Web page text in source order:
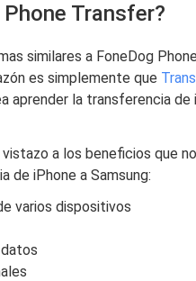
Transfer?
similares a FoneDog
es simplemente que
aprender la transferencia de
vistazo a los beneficios que
de iPhone a Samsung:
varios dispositivos